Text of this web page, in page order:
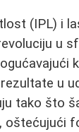
(IPL) i
u
u
tako što
oštećujući